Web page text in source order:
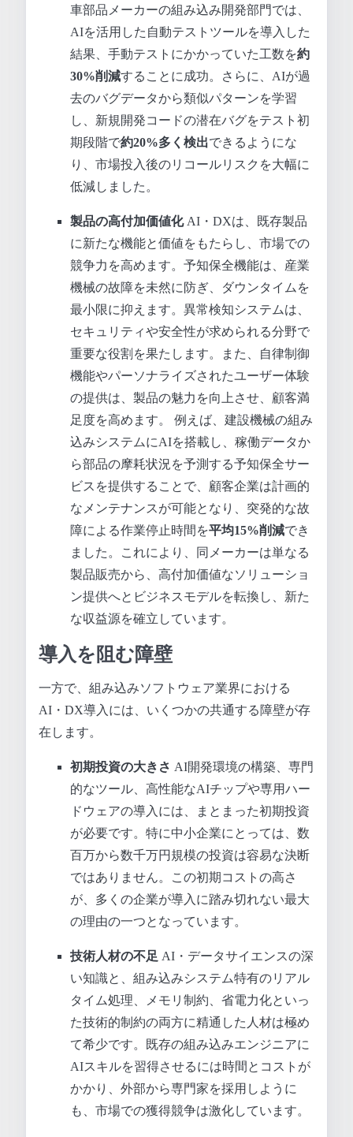
車部品メーカーの組み込み開発部門では、
AIを活用した自動テストツールを導入した
結果、手動テストにかかっていた工数を約
30%削減することに成功。さらに、AIが過
去のバグデータから類似パターンを学習
し、新規開発コードの潜在バグをテスト初
期段階で約20%多く検出できるようにな
り、市場投入後のリコールリスクを大幅に
低減しました。
製品の高付加価値化AI・DXは、既存製品
に新たな機能と価値をもたらし、市場での
競争力を高めます。予知保全機能は、産業
機械の故障を未然に防ぎ、ダウンタイムを
最小限に抑えます。異常検知システムは、
セキュリティや安全性が求められる分野で
重要な役割を果たします。また、自律制御
機能やパーソナライズされたユーザー体験
の提供は、製品の魅力を向上させ、顧客満
足度を高めます。 例えば、建設機械の組み
込みシステムにAIを搭載し、稼働データか
ら部品の摩耗状況を予測する予知保全サー
ビスを提供することで、顧客企業は計画的
なメンテナンスが可能となり、突発的な故
障による作業停止時間を平均15%削減でき
ました。これにより、同メーカーは単なる
製品販売から、高付加価値なソリューショ
ン提供へとビジネスモデルを転換し、新た
な収益源を確立しています。
導入を阻む障壁
一方で、組み込みソフトウェア業界における
AI・DX導入には、いくつかの共通する障壁が存
在します。
初期投資の大きさ AI開発環境の構築、専門
的なツール、高性能なAIチップや専用ハー
ドウェアの導入には、まとまった初期投資
が必要です。特に中小企業にとっては、数
百万から数千万円規模の投資は容易な決断
ではありません。この初期コストの高さ
が、多くの企業が導入に踏み切れない最大
の理由の一つとなっています。
技術人材の不足 AI・データサイエンスの深
い知識と、組み込みシステム特有のリアル
タイム処理、メモリ制約、省電力化といっ
た技術的制約の両方に精通した人材は極め
て希少です。既存の組み込みエンジニアに
AIスキルを習得させるには時間とコストが
かかり、外部から専門家を採用しように
も、市場での獲得競争は激化しています。